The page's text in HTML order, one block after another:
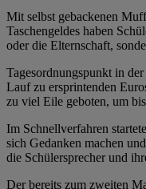
Mit selbst gebackenen
Taschengeldes haben
oder die Elternschaft,
Tagesordnungspunkt in
Lauf zu ersprintenden
zu viel Eile geboten, um
Im Schnellverfahren
sich Gedanken machen
die Schülersprecher und
Der bereits zum zweiten